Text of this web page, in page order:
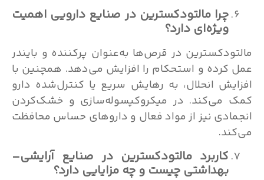
چرا مالتودکسترین در صنایع دارویی اهمیت
ویژه‌ای دارد؟
مالتودکسترین در قرص‌ها به‌عنوان پرکننده و بایندر
عمل کرده و استحکام را افزایش می‌دهد. همچنین با
افزایش انحلال، به رهایش سریع یا کنترل‌شده دارو
کمک می‌کند. در میکروکپسوله‌سازی و خشک‌کردن
انجمادی نیز از مواد فعال و داروهای حساس محافظت
می‌کند.
کاربرد مالتودکسترین در صنایع آرایشی–
بهداشتی چیست و چه مزایایی دارد؟